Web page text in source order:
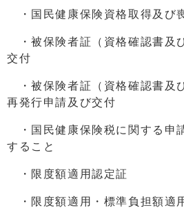
・国民健康保険資格取得及び
・被保険者証（資格確認書及
交付
・被保険者証（資格確認書及
再発行申請及び交付
・国民健康保険税に関する申
すること
・限度額適用認定証
・限度額適用・標準負担額適